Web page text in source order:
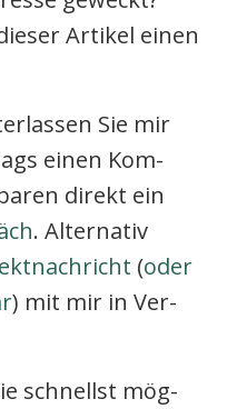
Arti­kel einen
Sie mir
einen Kom­
direkt ein
. Alter­na­tiv
(oder
) mit mir in Ver­
schnellst mög­